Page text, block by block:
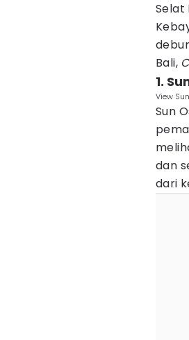
Selat
Bali,
1.
View
Sun
dan
dari